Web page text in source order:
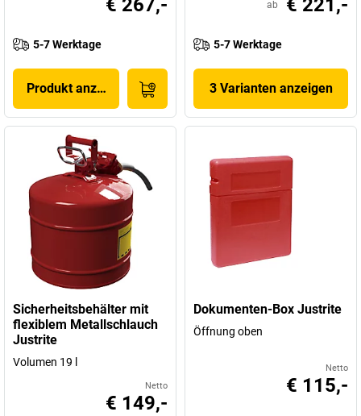
€ 267,-
5-7 Werktage
Produkt anzeigen
ab € 221,-
5-7 Werktage
3 Varianten anzeigen
Sicherheitsbehälter mit
flexiblem Metallschlauch
Justrite
Volumen 19 l
Netto
€ 149,-
Dokumenten-Box Justrite
Öffnung oben
Netto
€ 115,-